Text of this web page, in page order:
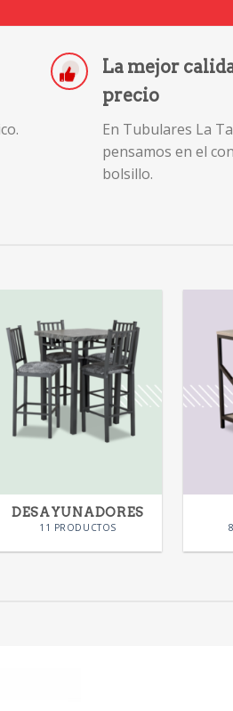
La mejor
precio
En Tubulares La
pensamos en el
bolsillo.
DESAYUNADORES
11 PRODUCTOS